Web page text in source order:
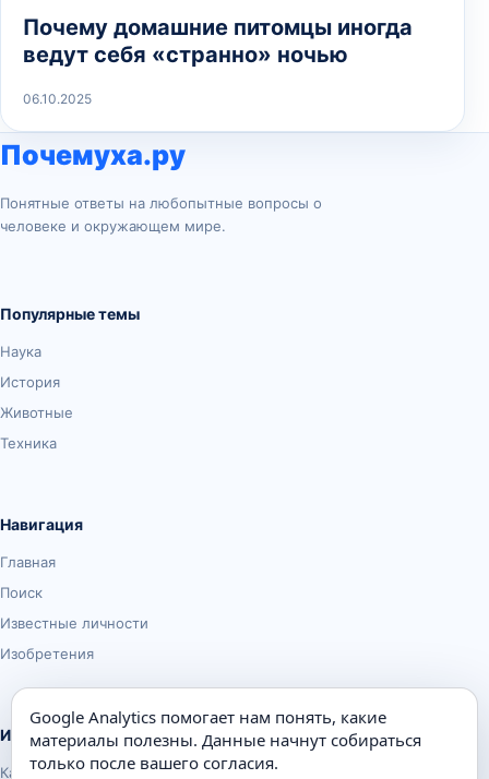
Почему домашние питомцы иногда
ведут себя «странно» ночью
06.10.2025
Почемуха.ру
Понятные ответы на любопытные вопросы о
человеке и окружающем мире.
Популярные темы
Наука
История
Животные
Техника
Навигация
Главная
Поиск
Известные личности
Изобретения
Информация
Карта сайта
Google Analytics помогает нам понять, какие
материалы полезны. Данные начнут собираться
только после вашего согласия.